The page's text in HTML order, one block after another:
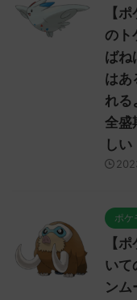
【
のト
ばね
はあ
れる
全盛
しい
ポケ
【
いて
ンム